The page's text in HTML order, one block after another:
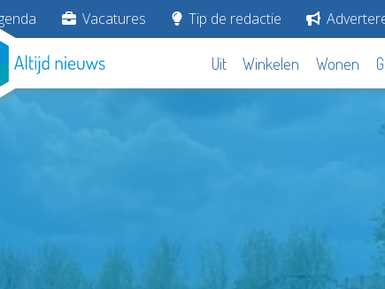
Vacatures Tip de redactie
Uit Winkelen Wonen